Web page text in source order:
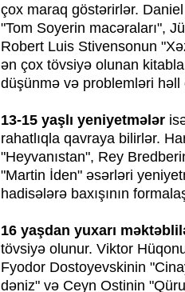
çox maraq göstərirlər.
"Tom Soyerin macəraları",
Robert Luis Stivensonun
ən çox tövsiyə olunan
düşünmə və problemləri həll
13-15 yaşlı yeniyetmələr
rahatlıqla qavraya bilirlər.
"Heyvanıstan", Rey
"Martin İden" əsərləri
hadisələrə baxışının
16 yaşdan yuxarı
tövsiyə olunur. Viktor
Fyodor Dostoyevskinin
dəniz" və Ceyn Ostinin